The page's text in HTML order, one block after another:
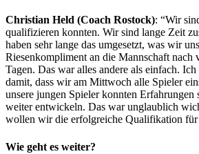
Christian Held (Coach Rostock): “Wir
qualifizieren konnten. Wir sind lange Zeit
haben sehr lange das umgesetzt, was wir
Riesenkompliment an die Mannschaft nach
Tagen. Das war alles andere als einfach.
damit, dass wir am Mittwoch alle Spieler
unsere jungen Spieler konnten Erfahrungen
weiter entwickeln. Das war unglaublich
wollen wir die erfolgreiche Qualifikation für
Wie geht es weiter?